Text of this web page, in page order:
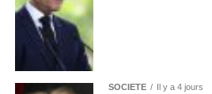
SOCIÉTÉ Il y a 4 jours